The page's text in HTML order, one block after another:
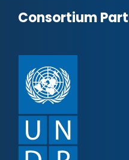
Consortium